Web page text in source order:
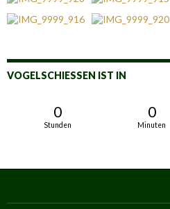
VOGELSCHIESSEN IST IN
0
Stunden
0
Minuten